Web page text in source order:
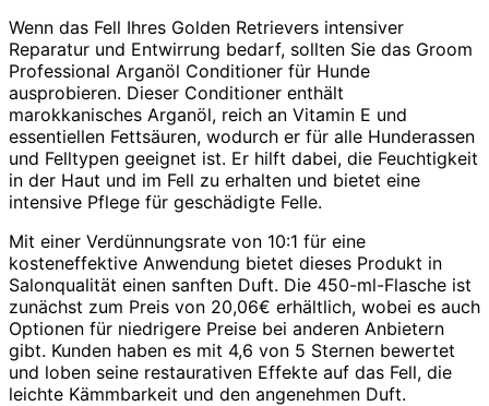
Wenn das Fell Ihres Golden Retrievers intensiver
Reparatur und Entwirrung bedarf, sollten Sie das Groom
Professional Arganöl Conditioner für Hunde
ausprobieren. Dieser Conditioner enthält
marokkanisches Arganöl, reich an Vitamin E und
essentiellen Fettsäuren, wodurch er für alle Hunderassen
und Felltypen geeignet ist. Er hilft dabei, die Feuchtigkeit
in der Haut und im Fell zu erhalten und bietet eine
intensive Pflege für geschädigte Felle.
Mit einer Verdünnungsrate von 10:1 für eine
kosteneffektive Anwendung bietet dieses Produkt in
Salonqualität einen sanften Duft. Die 450-ml-Flasche ist
zunächst zum Preis von 20,06€ erhältlich, wobei es auch
Optionen für niedrigere Preise bei anderen Anbietern
gibt. Kunden haben es mit 4,6 von 5 Sternen bewertet
und loben seine restaurativen Effekte auf das Fell, die
leichte Kämmbarkeit und den angenehmen Duft.